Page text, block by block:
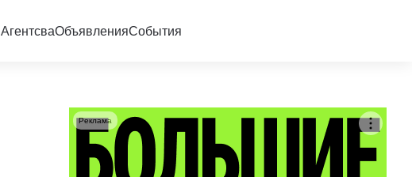
АгентсваОбъявленияСобытия
Реклама